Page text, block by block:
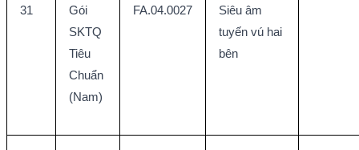
31
Gói
SKTQ
Tiêu
Chuẩn
(Nam)
FA.04.0027
Siêu âm
tuyến vú hai
bên